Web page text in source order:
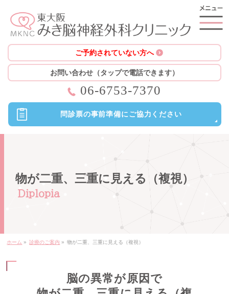
ご予約されていない方へ
お問い合わせ（タップで電話できます）
06-6753-7370
問診票の事前準備にご協力ください
物が二重、三重に見える（複視）
ホーム » 診療のご案内 » 物が二重、三重に見える（複視）
脳の異常が原因で